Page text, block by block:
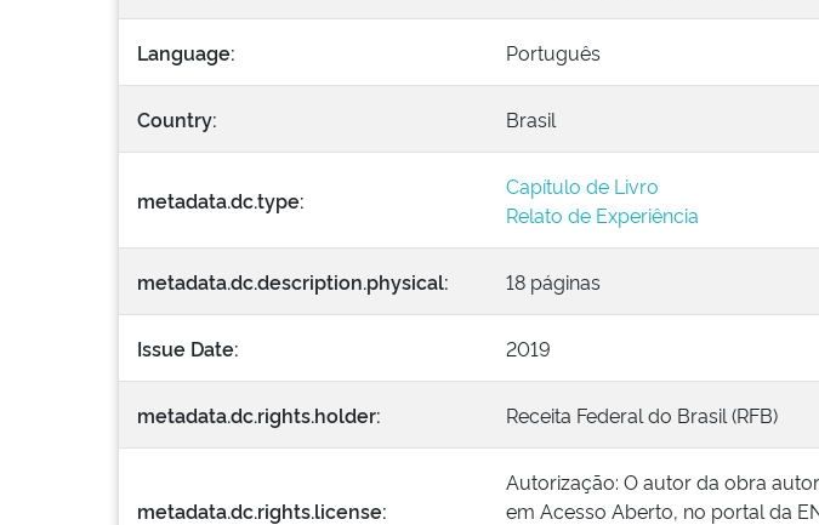
Language: Português
Country: Brasil
metadata.dc.type:
Capítulo de Livro
Relato de Experiência
metadata.dc.description.physical: 18 páginas
Issue Date: 2019
metadata.dc.rights.holder: Receita Federal do Brasil (RFB)
metadata.dc.rights.license:
Autorização: O autor da obra
em Acesso Aberto, no portal da